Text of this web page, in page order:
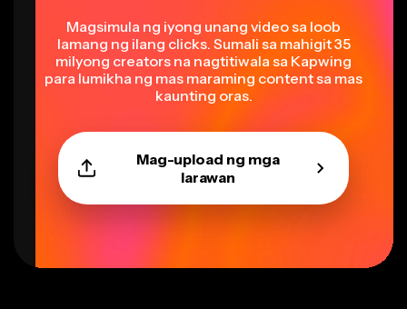
lamang ng ilang clicks. Sumali sa mahigit 35
milyong creators na nagtitiwala sa Kapwing
para lumikha ng mas maraming content sa mas
kaunting oras.
larawan